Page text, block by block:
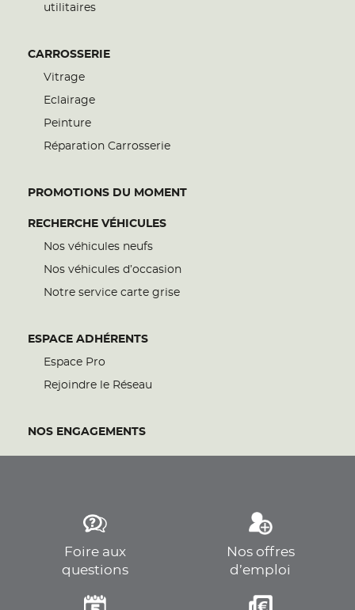
utilitaires
CARROSSERIE
Vitrage
Eclairage
Peinture
Réparation Carrosserie
PROMOTIONS DU MOMENT
RECHERCHE VÉHICULES
Nos véhicules neufs
Nos véhicules d’occasion
Notre service carte grise
ESPACE ADHÉRENTS
Espace Pro
Rejoindre le Réseau
NOS ENGAGEMENTS
Foire aux
questions
Nos offres
d’emploi